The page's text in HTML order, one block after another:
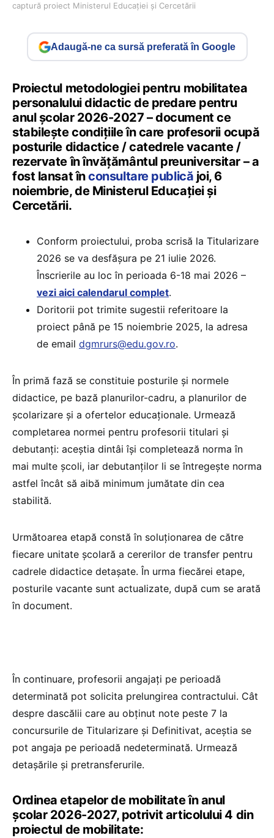
captură proiect Ministerul Educației și Cercetării
Adaugă-ne ca sursă preferată în Google
Proiectul metodologiei pentru mobilitatea
personalului didactic de predare pentru
anul școlar 2026-2027 – document ce
stabilește condițiile în care profesorii ocupă
posturile didactice / catedrele vacante /
rezervate în învățământul preuniversitar – a
fost lansat înconsultare publică joi, 6
noiembrie, de Ministerul Educației și
Cercetării.
Conform proiectului, proba scrisă la Titularizare
2026 se va desfășura pe 21 iulie 2026.
Înscrierile au loc în perioada 6-18 mai 2026 –
vezi aici calendarul complet.
Doritorii pot trimite sugestii referitoare la
proiect până pe 15 noiembrie 2025, la adresa
de email dgmrurs@edu.gov.ro.
În primă fază se constituie posturile și normele
didactice, pe bază planurilor-cadru, a planurilor de
școlarizare și a ofertelor educaționale. Urmează
completarea normei pentru profesorii titulari și
debutanți: aceștia dintâi își completează norma în
mai multe școli, iar debutanților li se întregește norma
astfel încât să aibă minimum jumătate din cea
stabilită.
Următoarea etapă constă în soluționarea de către
fiecare unitate școlară a cererilor de transfer pentru
cadrele didactice detașate. În urma fiecărei etape,
posturile vacante sunt actualizate, după cum se arată
în document.
În continuare, profesorii angajați pe perioadă
determinată pot solicita prelungirea contractului. Cât
despre dascălii care au obținut note peste 7 la
concursurile de Titularizare și Definitivat, aceștia se
pot angaja pe perioadă nedeterminată. Urmează
detașările și pretransferurile.
Ordinea etapelor de mobilitate în anul
școlar 2026-2027, potrivit articolului 4 din
proiectul de mobilitate: